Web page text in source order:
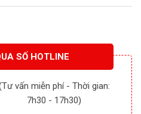
SỐ HOTLINE
vấn miễn phí - Thời gian:
7h30 - 17h30)